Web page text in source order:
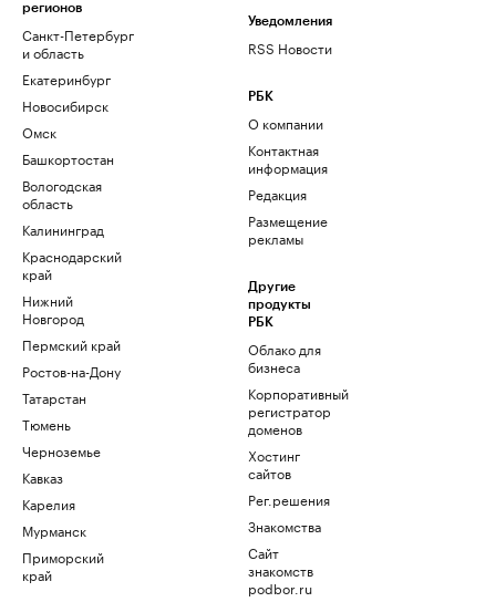
регионов
Санкт-Петербург
и область
Екатеринбург
Новосибирск
Омск
Башкортостан
Вологодская
область
Калининград
Краснодарский
край
Нижний
Новгород
Пермский край
Ростов-на-Дону
Татарстан
Тюмень
Черноземье
Кавказ
Карелия
Мурманск
Приморский
край
Уведомления
RSS Новости
РБК
О компании
Контактная
информация
Редакция
Размещение
рекламы
Другие
продукты
РБК
Облако для
бизнеса
Корпоративный
регистратор
доменов
Хостинг
сайтов
Рег.решения
Знакомства
Сайт
знакомств
podbor.ru